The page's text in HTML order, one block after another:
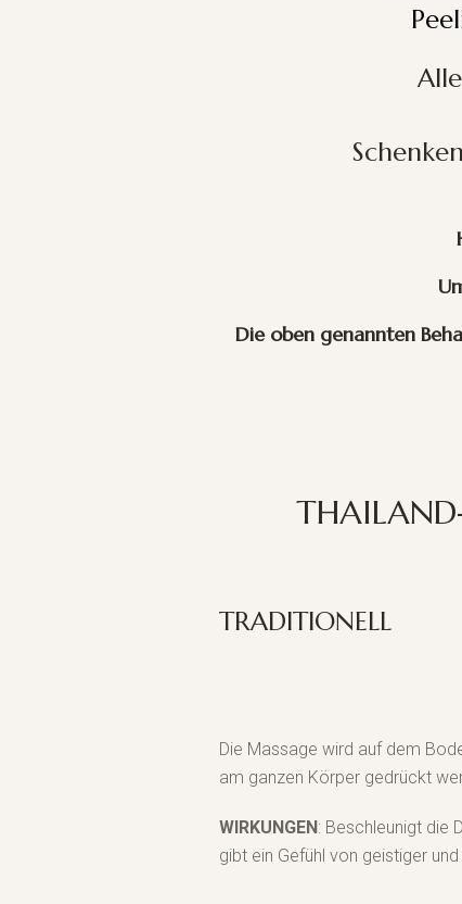
Die oben genannten
TRADITIONELL
Die Massage wird auf dem
am ganzen Körper gedrückt
WIRKUNGEN: Beschleunigt die
gibt ein Gefühl von geistiger